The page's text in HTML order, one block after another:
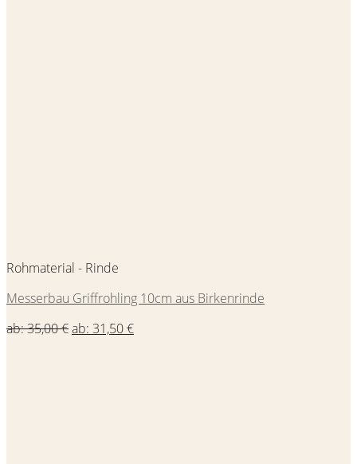
Rohmaterial - Rinde
Messerbau Griffrohling 10cm aus Birkenrinde
ab:35,00€ab: 31,50€